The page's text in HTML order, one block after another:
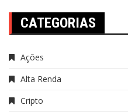
CATEGORIAS
Ações
Alta Renda
Cripto